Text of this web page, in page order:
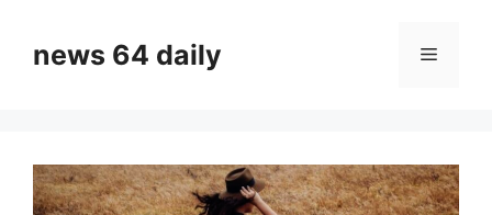
contentnews 64 daily Menu